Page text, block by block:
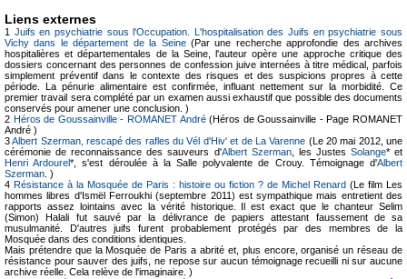
Liens externes
1 Juifs en psychiatrie sous l'Occupation. L'hospitalisation des Juifs en psychiatrie sous
Vichy dans le département de la Seine (Par une recherche approfondie des archives
hospitalières et départementales de la Seine, l'auteur opère une approche critique des
dossiers concernant des personnes de confession juive internées à titre médical, parfois
simplement préventif dans le contexte des risques et des suspicions propres à cette
période. La pénurie alimentaire est confirmée, influant nettement sur la morbidité. Ce
premier travail sera complété par un examen aussi exhaustif que possible des documents
conservés pour amener une conclusion. )
2 Héros de Goussainville - ROMANET André(Héros de Goussainville - Page ROMANET
André )
3Albert Szerman, rescapé des rafles du Vél d'Hiv' et de La Varenne (Le 20 mai 2012, une
cérémonie de reconnaissance des sauveurs d'Albert Szerman, les Justes Solange* et
Henri Ardourel*, s'est déroulée à la Salle polyvalente de Crouy. Témoignage d'Albert
Szerman . )
4 Résistance à la Mosquée de Paris : histoire ou fiction ? de Michel Renard (Le film Les
hommes libres d'Ismël Ferroukhi (septembre 2011) est sympathique mais entretient des
rapports assez lointains avec la vérité historique. Il est exact que le chanteur Selim
(Simon) Halali fut sauvé par la délivrance de papiers attestant faussement de sa
musulmanité. D'autres juifs furent probablement protégés par des membres de la
Mosquée dans des conditions identiques.
Mais prétendre que la Mosquée de Paris a abrité et, plus encore, organisé un réseau de
résistance pour sauver des juifs, ne repose sur aucun témoignage recueilli ni sur aucune
archive réelle. Cela relève de l'imaginaire. )